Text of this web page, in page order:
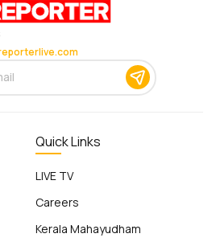
Quick Links
LIVE TV
Careers
Kerala Mahayudham